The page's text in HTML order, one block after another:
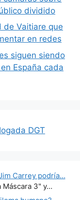
dividido
de Vaitiare que
en redes
siguen siendo
España cada
DGT
Carrey podría…
Máscara 3" y…